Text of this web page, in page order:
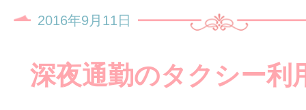
深夜通勤のタクシー利
2016年9月11日